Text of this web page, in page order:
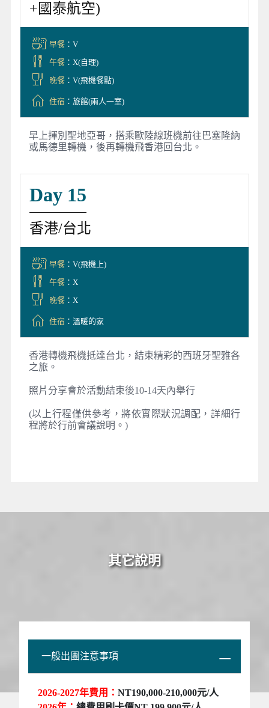
+國泰航空)
早餐：V
午餐：X(自理)
晚餐：V(飛機餐點)
住宿：旅館(兩人一室)
早上揮別聖地亞哥，搭乘歐陸線班機前往巴塞隆納
或馬德里轉機，後再轉機飛香港回台北。
Day 15
香港/台北
早餐：V(飛機上)
午餐：X
晚餐：X
住宿：溫暖的家
香港轉機飛機抵達台北，結束精彩的西班牙聖雅各
之旅。
照片分享會於活動結束後10-14天內舉行
(以上行程僅供參考，將依實際狀況調配，詳細行
程將於行前會議說明。)
其它說明
一般出團注意事項
2026-2027年費用： NT190,000-210,000元/人